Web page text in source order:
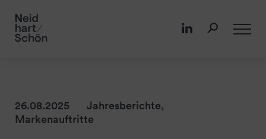
26.08.2025 Jahresberichte,
Markenauftritte